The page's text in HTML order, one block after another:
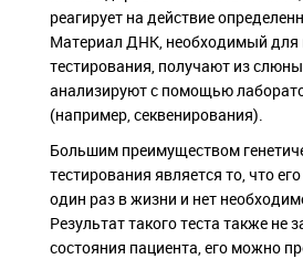
реагирует на действие
Материал ДНК, необходимый для
тестирования, получают из
анализируют с помощью
(например, секвенирования).
Большим преимуществом
тестирования является то, что
один раз в жизни и нет
Результат такого теста также не
состояния пациента, его можно